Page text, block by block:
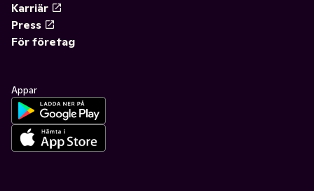
Karriär
Press
För företag
Appar